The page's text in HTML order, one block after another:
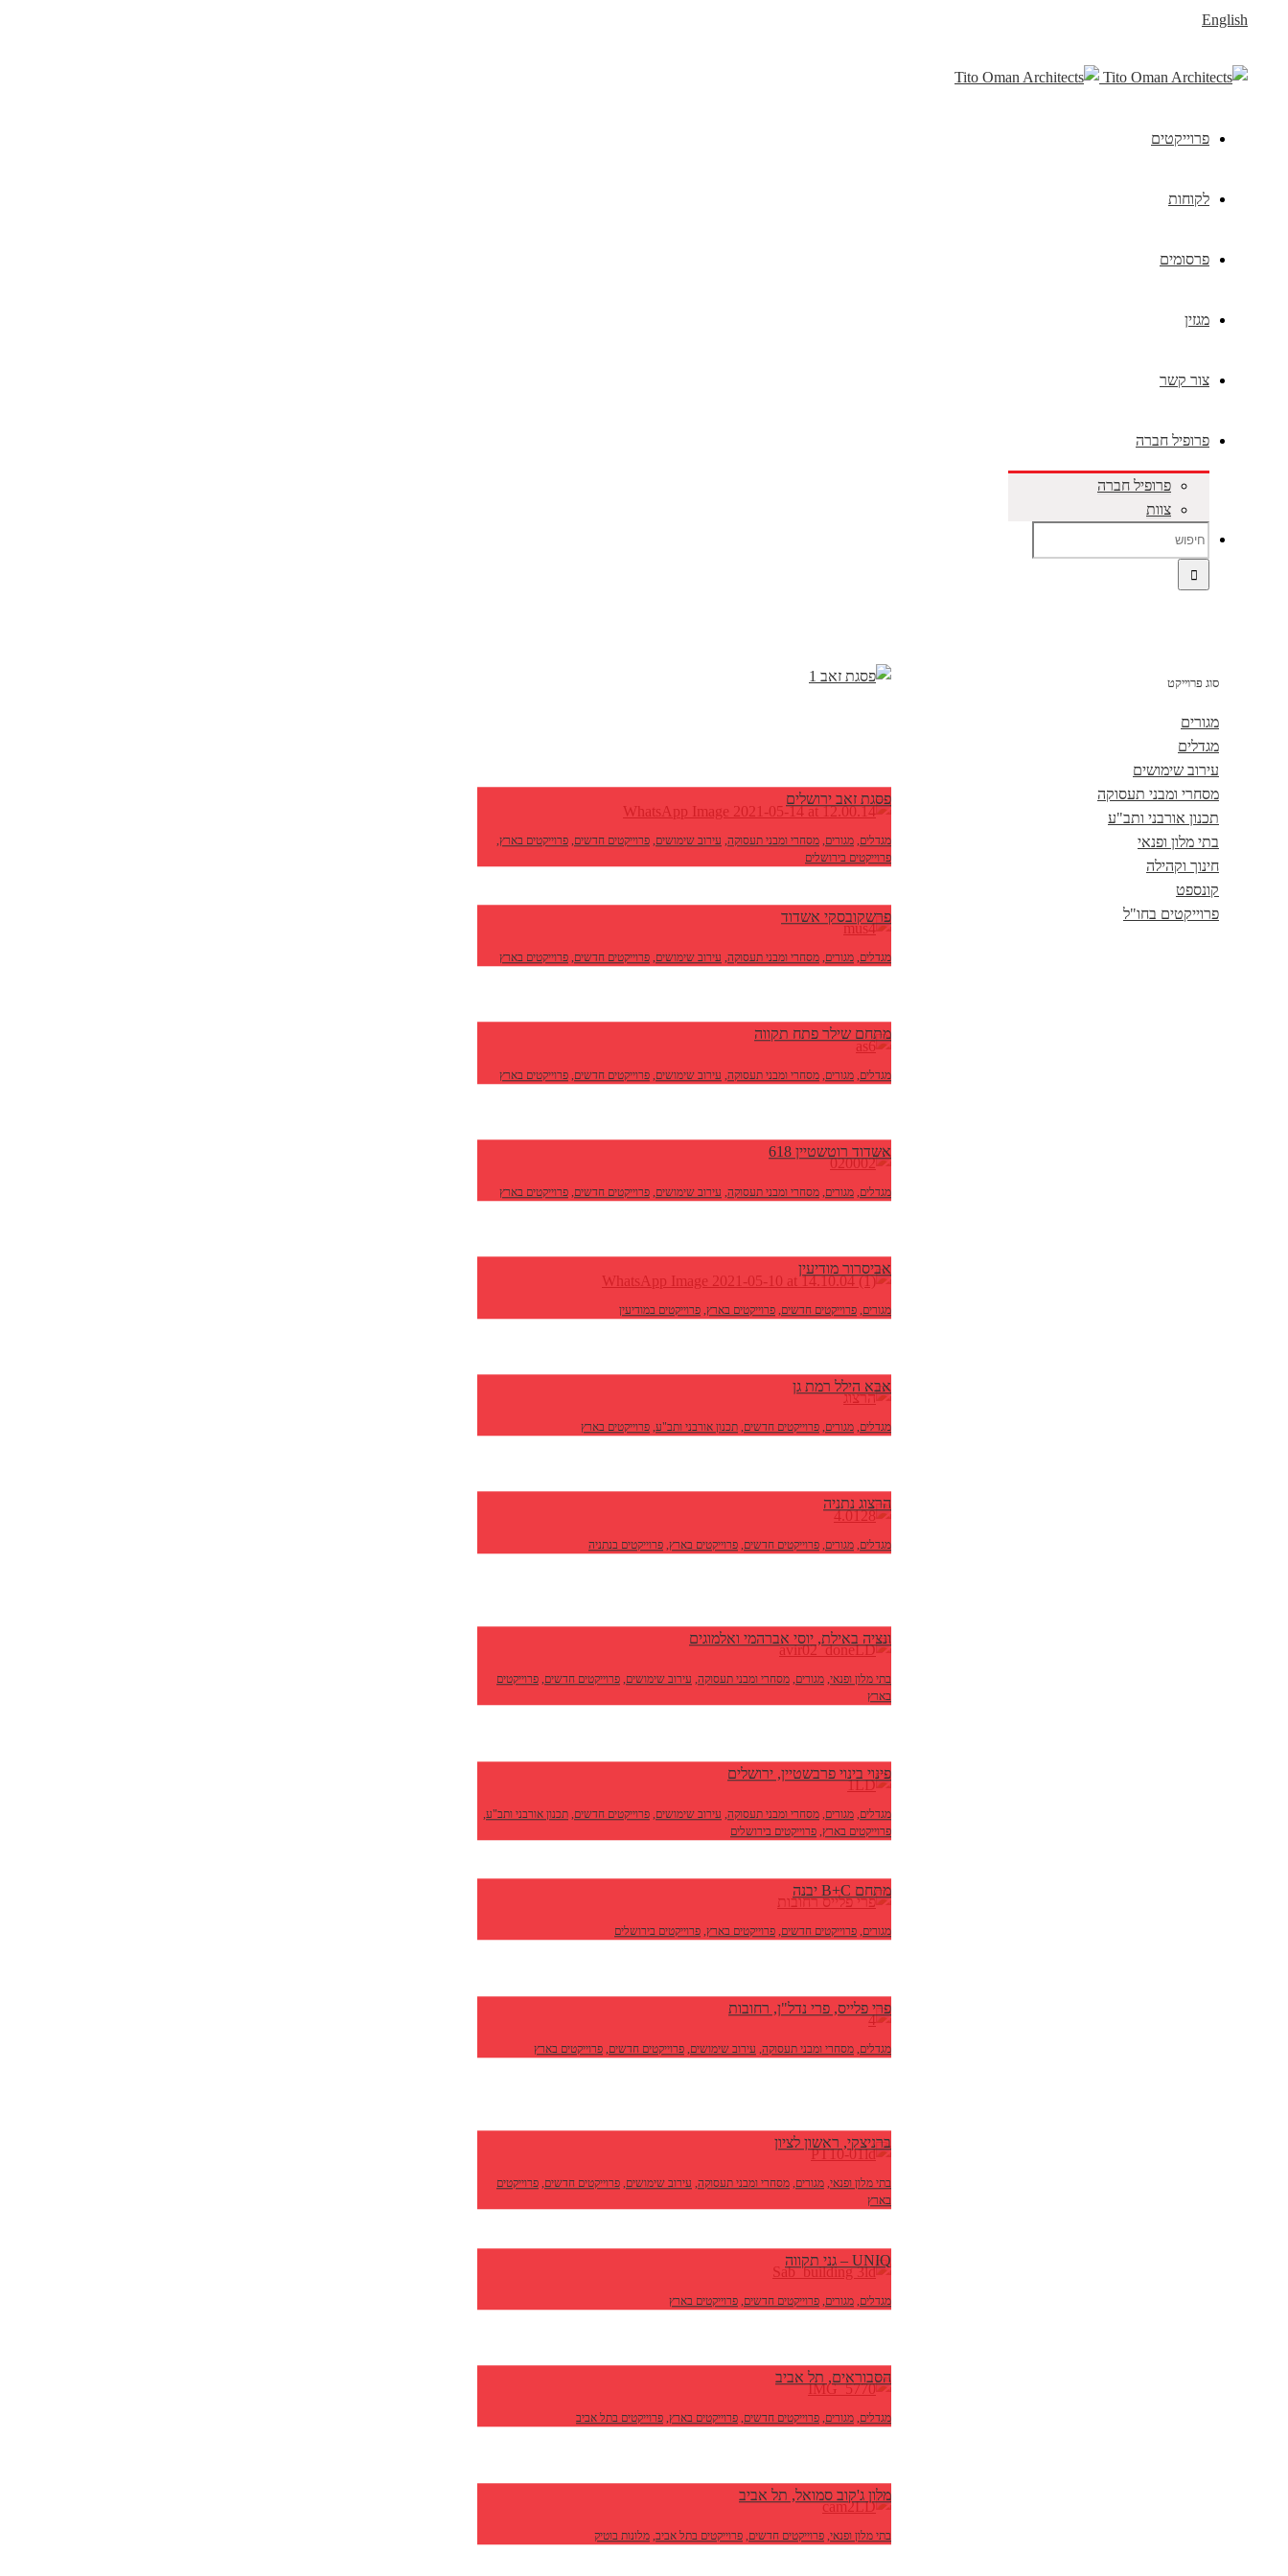
English
פרוייקטים
לקוחות
פרסומים
מגזין
צור קשר
פרופיל חברה
פרופיל חברה
צוות
פסגת זאב ירושלים
מגדלים מגורים מסחרי ומבני תעסוקה עירוב שימושים פרוייקטים חדשים פרוייקטים בארץ
פרוייקטים בירושלים
פרשקובסקי אשדוד
מגדלים, מגורים, מסחרי ומבני תעסוקה, עירוב שימושים, פרוייקטים חדשים, פרוייקטים בארץ
מתחם שילר פתח תקווה
מגדלים, מגורים, מסחרי ומבני תעסוקה, עירוב שימושים, פרוייקטים חדשים, פרוייקטים בארץ
אשדוד רוטשטיין 618
מגדלים, מגורים, מסחרי ומבני תעסוקה, עירוב שימושים, פרוייקטים חדשים, פרוייקטים בארץ
אביסרור מודיעין
מגורים, פרוייקטים חדשים, פרוייקטים בארץ, פרוייקטים במודיעין
אבא הילל רמת גן
מגדלים, מגורים, פרוייקטים חדשים, תכנון אורבני ותב"ע, פרוייקטים בארץ
הרצוג נתניה
מגדלים, מגורים, פרוייקטים חדשים, פרוייקטים בארץ, פרוייקטים בנתניה
ונציה באילת, יוסי אברהמי ואלמוגים
בתי מלון ופנאי, מגורים, מסחרי ומבני תעסוקה, עירוב שימושים, פרוייקטים חדשים, פרוייקטים
בארץ
פינוי בינוי פרבשטיין, ירושלים
מגדלים, מגורים, מסחרי ומבני תעסוקה, עירוב שימושים, פרוייקטים חדשים, תכנון אורבני ותב"ע,
פרוייקטים בארץ, פרוייקטים בירושלים
מתחם B+C יבנה
מגורים, פרוייקטים חדשים, פרוייקטים בארץ, פרוייקטים בירושלים
פרי פלייס, פרי נדל"ן, רחובות
מגדלים, מסחרי ומבני תעסוקה, עירוב שימושים, פרוייקטים חדשים, פרוייקטים בארץ
ברניצקי, ראשון לציון
בתי מלון ופנאי, מגורים, מסחרי ומבני תעסוקה, עירוב שימושים, פרוייקטים חדשים, פרוייקטים
בארץ
UNIQ – גני תקווה
מגדלים, מגורים, פרוייקטים חדשים, פרוייקטים בארץ
הסבוראים, תל אביב
מגדלים, מגורים, פרוייקטים חדשים, פרוייקטים בארץ, פרוייקטים בתל אביב
מלון ג'קוב סמואל, תל אביב
בתי מלון ופנאי, פרוייקטים חדשים, פרוייקטים בתל אביב, מלונות בוטיק
סוג פרוייקט
מגורים
מגדלים
עירוב שימושים
מסחרי ומבני תעסוקה
תכנון אורבני ותב"ע
בתי מלון ופנאי
חינוך וקהילה
קונספט
פרוייקטים בחו"ל